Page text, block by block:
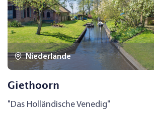
Niederlande
Giethoorn
"Das Holländische Venedig"